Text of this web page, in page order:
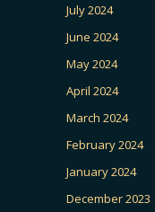
July 2024
June 2024
May 2024
April 2024
March 2024
February 2024
January 2024
December 2023